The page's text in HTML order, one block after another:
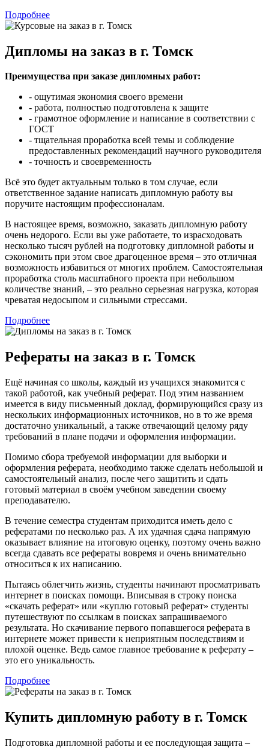
Подробнее
Дипломы на заказ в г. Томск
Преимущества при заказе дипломных работ:
- ощутимая экономия своего времени
- работа, полностью подготовлена к защите
- грамотное оформление и написание в соответствии с
ГОСТ
- тщательная проработка всей темы и соблюдение
предоставленных рекомендаций научного руководителя
- точность и своевременность
Всё это будет актуальным только в том случае, если
ответственное задание написать дипломную работу вы
поручите настоящим профессионалам.
В настоящее время, возможно, заказать дипломную работу
очень недорого. Если вы уже работаете, то израсходовать
несколько тысяч рублей на подготовку дипломной работы и
сэкономить при этом свое драгоценное время – это отличная
возможность избавиться от многих проблем. Самостоятельная
проработка столь масштабного проекта при небольшом
количестве знаний, – это реально серьезная нагрузка, которая
чреватая недосыпом и сильными стрессами.
Подробнее
Рефераты на заказ в г. Томск
Ещё начиная со школы, каждый из учащихся знакомится с
такой работой, как учебный реферат. Под этим названием
имеется в виду письменный доклад, формирующийся сразу из
нескольких информационных источников, но в то же время
достаточно уникальный, а также отвечающий целому ряду
требований в плане подачи и оформления информации.
Помимо сбора требуемой информации для выборки и
оформления реферата, необходимо также сделать небольшой и
самостоятельный анализ, после чего защитить и сдать
готовый материал в своём учебном заведении своему
преподавателю.
В течение семестра студентам приходится иметь дело с
рефератами по несколько раз. А их удачная сдача напрямую
оказывает влияние на итоговую оценку, поэтому очень важно
всегда сдавать все рефераты вовремя и очень внимательно
относиться к их написанию.
Пытаясь облегчить жизнь, студенты начинают просматривать
интернет в поисках помощи. Вписывая в строку поиска
«скачать реферат» или «куплю готовый реферат» студенты
путешествуют по ссылкам в поисках запрашиваемого
результата. Но скачивание первого попавшегося реферата в
интернете может привести к неприятным последствиям и
плохой оценке. Ведь самое главное требование к реферату –
это его уникальность.
Подробнее
Купить дипломную работу в г. Томск
Подготовка дипломной работы и ее последующая защита –